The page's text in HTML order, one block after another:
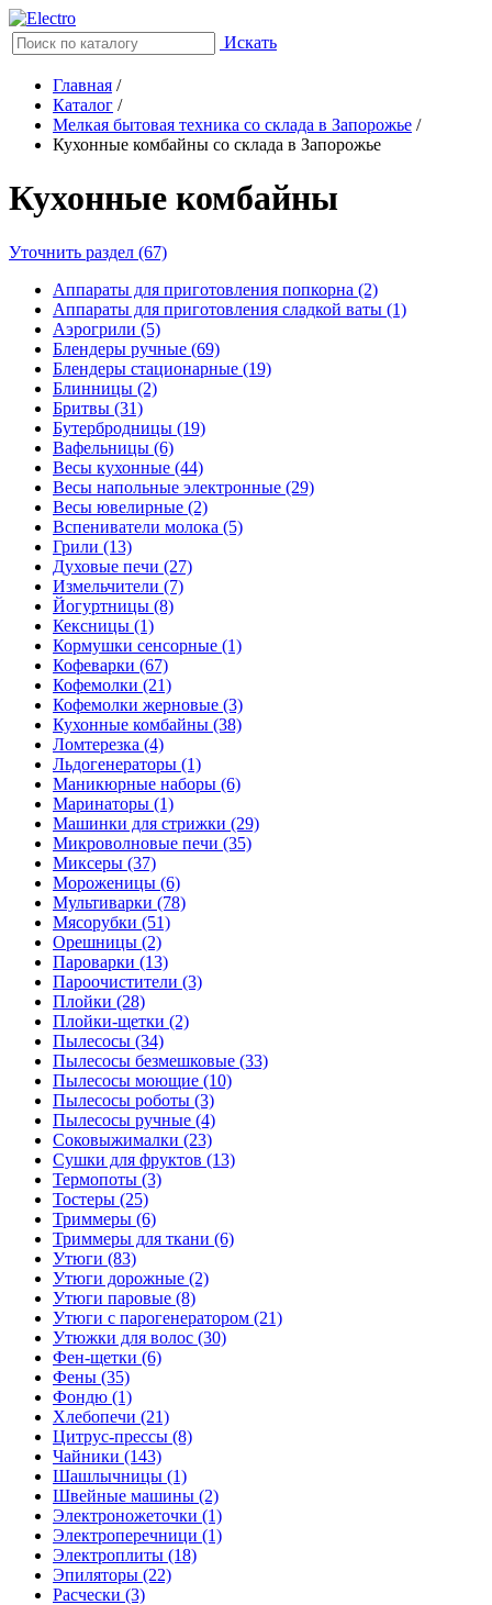
Искать
Главная /
Каталог /
Мелкая бытовая техника со склада в Запорожье /
Кухонные комбайны со склада в Запорожье
Кухонные комбайны
Уточнить раздел (67)
Аппараты для приготовления попкорна (2)
Аппараты для приготовления сладкой ваты (1)
Аэрогрили (5)
Блендеры ручные (69)
Блендеры стационарные (19)
Блинницы (2)
Бритвы (31)
Бутербродницы (19)
Вафельницы (6)
Весы кухонные (44)
Весы напольные электронные (29)
Весы ювелирные (2)
Вспениватели молока (5)
Грили (13)
Духовые печи (27)
Измельчители (7)
Йогуртницы (8)
Кексницы (1)
Кормушки сенсорные (1)
Кофеварки (67)
Кофемолки (21)
Кофемолки жерновые (3)
Кухонные комбайны (38)
Ломтерезка (4)
Льдогенераторы (1)
Маникюрные наборы (6)
Маринаторы (1)
Машинки для стрижки (29)
Микроволновые печи (35)
Миксеры (37)
Мороженицы (6)
Мультиварки (78)
Мясорубки (51)
Орешницы (2)
Пароварки (13)
Пароочистители (3)
Плойки (28)
Плойки-щетки (2)
Пылесосы (34)
Пылесосы безмешковые (33)
Пылесосы моющие (10)
Пылесосы роботы (3)
Пылесосы ручные (4)
Соковыжималки (23)
Сушки для фруктов (13)
Термопоты (3)
Тостеры (25)
Триммеры (6)
Триммеры для ткани (6)
Утюги (83)
Утюги дорожные (2)
Утюги паровые (8)
Утюги с парогенератором (21)
Утюжки для волос (30)
Фен-щетки (6)
Фены (35)
Фондю (1)
Хлебопечи (21)
Цитрус-прессы (8)
Чайники (143)
Шашлычницы (1)
Швейные машины (2)
Электроножеточки (1)
Электроперечници (1)
Электроплиты (18)
Эпиляторы (22)
Расчески (3)